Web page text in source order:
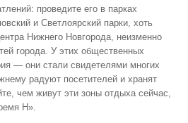
проведите его в парках
и Светлоярский парки, хоть
Нижнего Новгорода, неизменно
города. У этих общественных
— они стали свидетелями многих
радуют посетителей и хранят
чем живут эти зоны отдыха сейчас,
Н».